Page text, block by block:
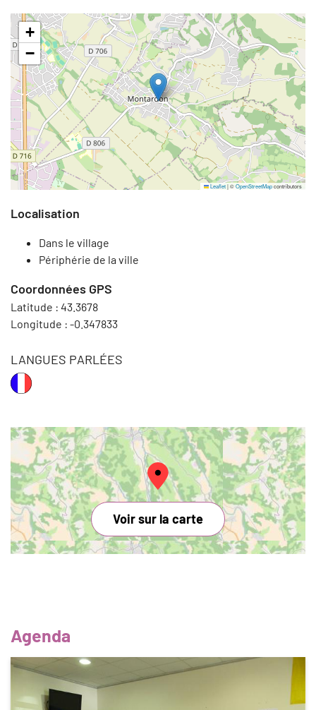
+
−
Leaflet|©OpenStreetMapcontributors
Localisation
Dans le village
Périphérie de la ville
Coordonnées GPS
Latitude : 43.3678
Longitude : -0.347833
LANGUES PARLÉES
Voir sur la carte
Agenda